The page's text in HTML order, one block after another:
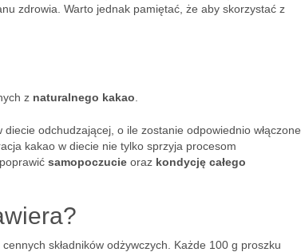
zdrowia. Warto jednak pamiętać, że aby skorzystać z
z naturalnego kakao
odchudzającej, o ile zostanie odpowiednio włączone
kakao w diecie nie tylko sprzyja procesom
samopoczucie oraz kondycję całego
składników odżywczych. Każde 100 g proszku